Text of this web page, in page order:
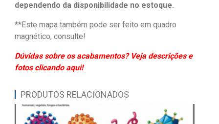
dependendo da disponibilidade no estoque.
**Este mapa também pode ser feito em quadro
magnético, consulte!
Dúvidas sobre os acabamentos? Veja descrições e
fotos clicando aqui!
PRODUTOS RELACIONADOS